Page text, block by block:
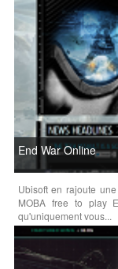
End War Online
Ubisoft en rajoute
MOBA free to play
qu'uniquement vous...